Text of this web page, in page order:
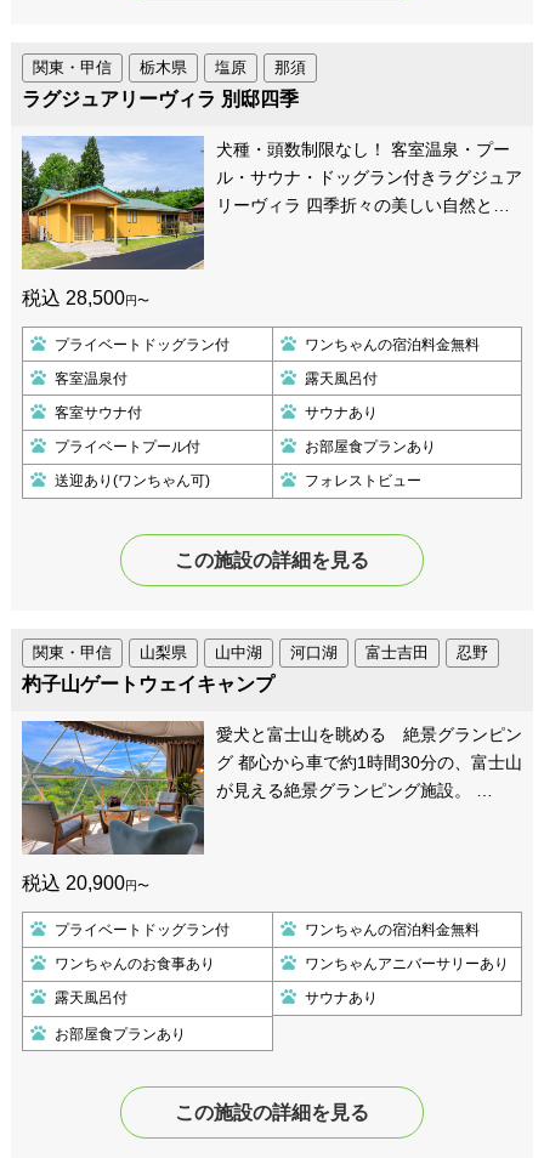
塩原 那須
関東・甲信 栃木県
ラグジュアリーヴィラ 別邸四季
犬種・頭数制限なし！ 客室温泉・プー
ル・サウナ・ドッグラン付きラグジュア
リーヴィラ 四季折々の美しい自然と…
税込 28,500円〜
プライベートドッグラン付 ワンちゃんの宿泊料金無料
客室温泉付 露天風呂付
客室サウナ付 サウナあり
プライベートプール付 お部屋食プランあり
送迎あり(ワンちゃん可) フォレストビュー
この施設の詳細を見る
富士吉田 忍野
関東・甲信 山梨県 山中湖 河口湖
杓子山ゲートウェイキャンプ
愛犬と富士山を眺める 絶景グランピン
グ 都心から車で約1時間30分の、富士山
が見える絶景グランピング施設。 …
税込 20,900円〜
プライベートドッグラン付 ワンちゃんの宿泊料金無料
ワンちゃんのお食事あり ワンちゃんアニバーサリーあり
露天風呂付 サウナあり
お部屋食プランあり
この施設の詳細を見る